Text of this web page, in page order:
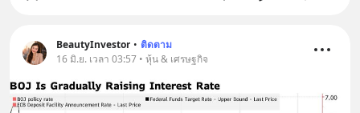
BeautyInvestor • ติดตาม
16 มิ.ย. เวลา 03:57 • หุ้น & เศรษฐกิจ